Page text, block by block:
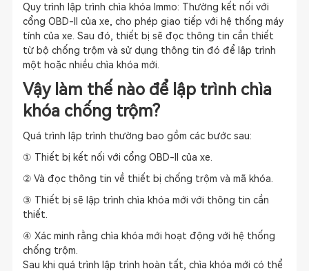
Quy trình lập trình chìa khóa Immo: Thường kết nối với
cổng OBD-II của xe, cho phép giao tiếp với hệ thống máy
tính của xe. Sau đó, thiết bị sẽ đọc thông tin cần thiết
từ bộ chống trộm và sử dụng thông tin đó để lập trình
một hoặc nhiều chìa khóa mới.
Vậy làm thế nào để lập trình chìa
khóa chống trộm?
Quá trình lập trình thường bao gồm các bước sau:
① Thiết bị kết nối với cổng OBD-II của xe.
② Và đọc thông tin về thiết bị chống trộm và mã khóa.
③ Thiết bị sẽ lập trình chìa khóa mới với thông tin cần
thiết.
④ Xác minh rằng chìa khóa mới hoạt động với hệ thống
chống trộm.
Sau khi quá trình lập trình hoàn tất, chìa khóa mới có thể